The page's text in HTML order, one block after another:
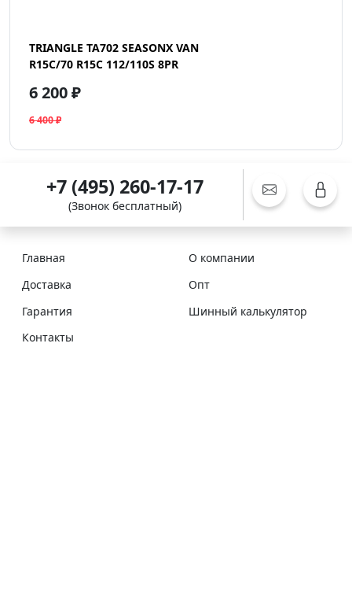
TRIANGLE TA702 SEASONX VAN
R15C/70 R15C 112/110S 8PR
6 200 ₽
6 400 ₽
+7 (495) 260-17-17
(Звонок бесплатный)
Главная
О компании
Доставка
Опт
Гарантия
Шинный калькулятор
Контакты